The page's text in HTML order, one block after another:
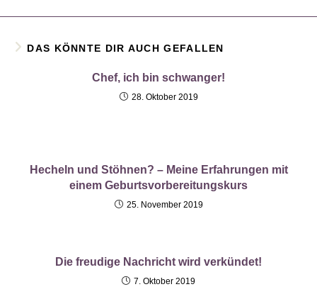
DAS KÖNNTE DIR AUCH GEFALLEN
Chef, ich bin schwanger!
28. Oktober 2019
Hecheln und Stöhnen? – Meine Erfahrungen mit
einem Geburtsvorbereitungskurs
25. November 2019
Die freudige Nachricht wird verkündet!
7. Oktober 2019